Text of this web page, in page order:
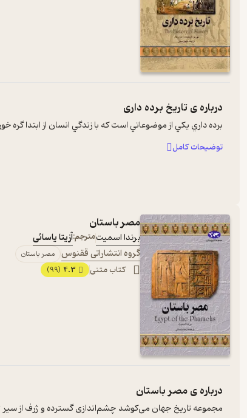
درباره یتاریخ برده داری
برده داري يکي از موضوعاتي است که با زندگي انسان از ابتدا
توضیحات کامل
مصر باستان
برندا اسمیتمترجم:آزیتا یاسائی
گروه انتشاراتی ققنوس
مصر باستان
کتاب متنی 4.3
(99)
درباره یمصر باستان
مجموعه تاریخ جهان می‌کوشد چشم‌اندازی گسترده و ژرف از سیر